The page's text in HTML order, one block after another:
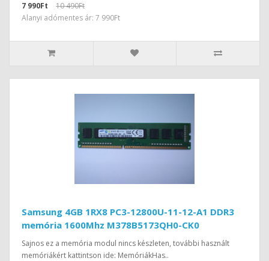
7 990Ft
10 490Ft
Alanyi adómentes ár: 7 990Ft
Samsung 4GB 1RX8 PC3-12800U-11-12-A1 DDR3
memória 1600Mhz M378B5173QH0-CK0
Sajnos ez a memória modul nincs készleten, további használt
memóriákért kattintson ide: MemóriákHas..